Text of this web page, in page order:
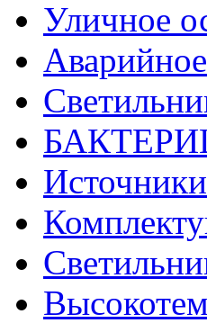
Уличное